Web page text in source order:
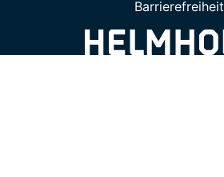
Barrierefreiheit